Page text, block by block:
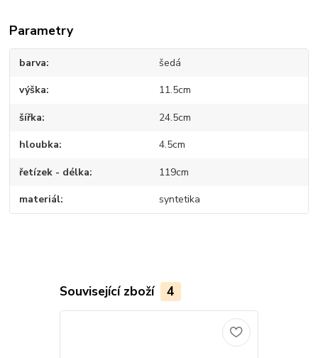
Parametry
barva šedá
výška 11.5cm
šířka 24.5cm
hloubka 4.5cm
řetízek - délka 119cm
materiál syntetika
Související zboží 4